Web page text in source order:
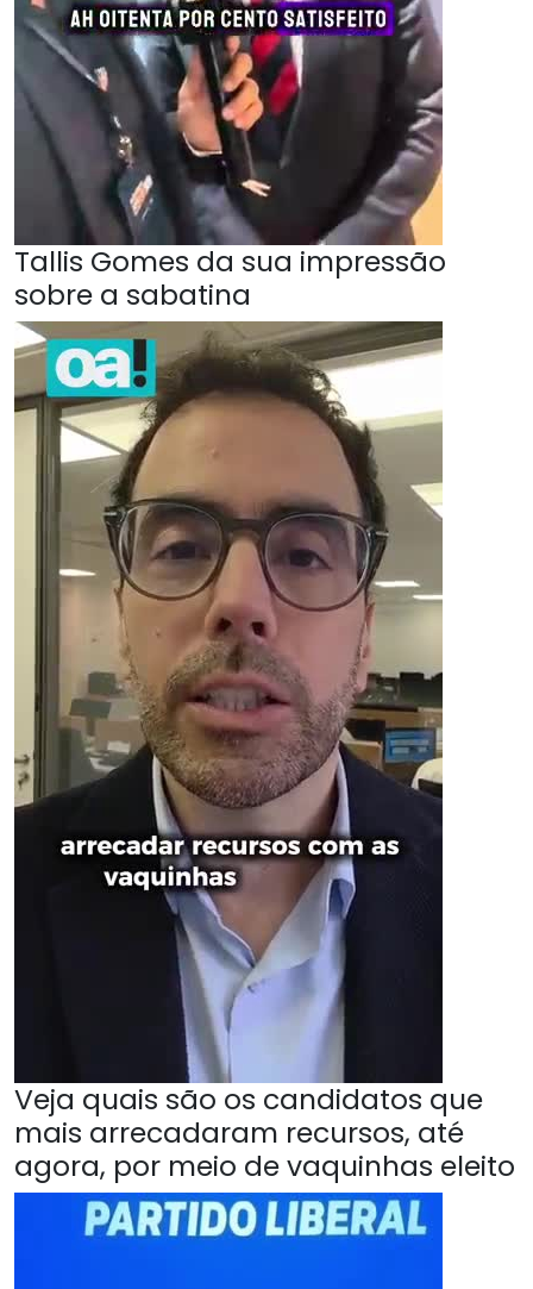
Tallis Gomes da sua impressão
sobre a sabatina
Veja quais são os candidatos que
mais arrecadaram recursos, até
agora, por meio de vaquinhas eleito